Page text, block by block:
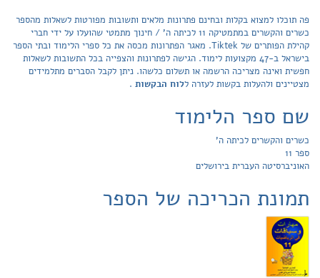
פה תוכלו למצוא בקלות ובחינם פתרונות מלאים ותשובות מפורטות לשאלות מהספר
כשרים והקשרים במתמטיקה 11 לכיתה ה' / חינוך מתמטי שהועלו על ידי חברי
קהילת הפותרים של Tiktek. מאגר הפתרונות מכסה את כל ספרי הלימוד ובתי הספר
בישראל ב-47 מקצועות לימוד. הגישה לפתרונות והצפייה בכל התשובות לשאלות
חפשית ואינה מצריכה הרשמה או תשלום כלשהו. ניתן לקבל הסברים מתלמידים
מצטיינים ולהעלות בקשות לעזרה ללוח הבקשות .
שם ספר הלימוד
כשרים והקשרים לכיתה ה'
ספר 11
האוניברסיטה העברית בירושלים
תמונת הכריכה של הספר